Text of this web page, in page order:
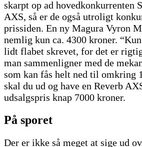
skarpt op ad hovedkonkurrenten
AXS, så er de også utroligt
prissiden. En ny Magura Vyron
nemlig kun ca. 4300 kroner.
lidt flabet skrevet, for det er
man sammenligner med de
som kan fås helt ned til omkring
skal du ud og have en Reverb
udsalgspris knap 7000 kroner.
På sporet
Der er ikke så meget at sige ud